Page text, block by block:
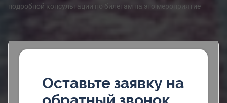
подробной консультации по билетам на это мероприятие
Оставьте заявку на